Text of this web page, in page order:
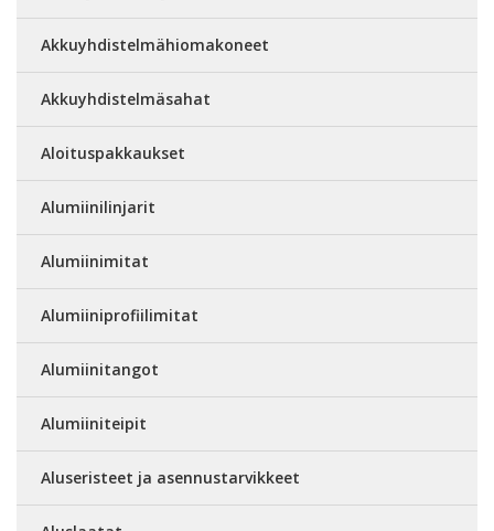
Akkuyhdistelmähiomakoneet
Akkuyhdistelmäsahat
Aloituspakkaukset
Alumiinilinjarit
Alumiinimitat
Alumiiniprofiilimitat
Alumiinitangot
Alumiiniteipit
Aluseristeet ja asennustarvikkeet